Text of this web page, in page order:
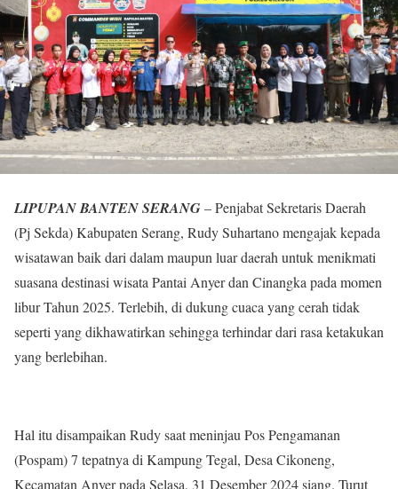
LIPUPAN BANTEN SERANG– Penjabat Sekretaris Daerah
(Pj Sekda) Kabupaten Serang, Rudy Suhartano mengajak kepada
wisatawan baik dari dalam maupun luar daerah untuk menikmati
suasana destinasi wisata Pantai Anyer dan Cinangka pada momen
libur Tahun 2025. Terlebih, di dukung cuaca yang cerah tidak
seperti yang dikhawatirkan sehingga terhindar dari rasa ketakukan
yang berlebihan.
Hal itu disampaikan Rudy saat meninjau Pos Pengamanan
(Pospam) 7 tepatnya di Kampung Tegal, Desa Cikoneng,
Kecamatan Anyer pada Selasa, 31 Desember 2024 siang. Turut